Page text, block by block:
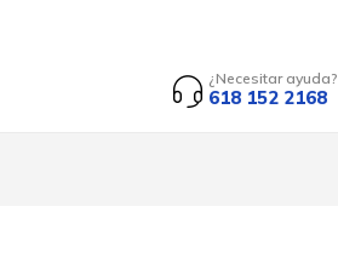
¿Necesitar ayuda?
618 152 2168